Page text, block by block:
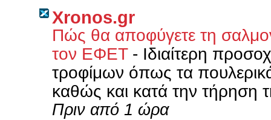
Xronos.gr
Πώς θα αποφύγετε τη
τον ΕΦΕΤ - Ιδιαίτερη
τροφίμων όπως τα
καθώς και κατά την τήρηση
Πριν από 1 ώρα